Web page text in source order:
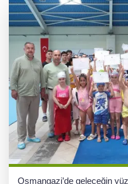
Osmangazi’de geleceğin